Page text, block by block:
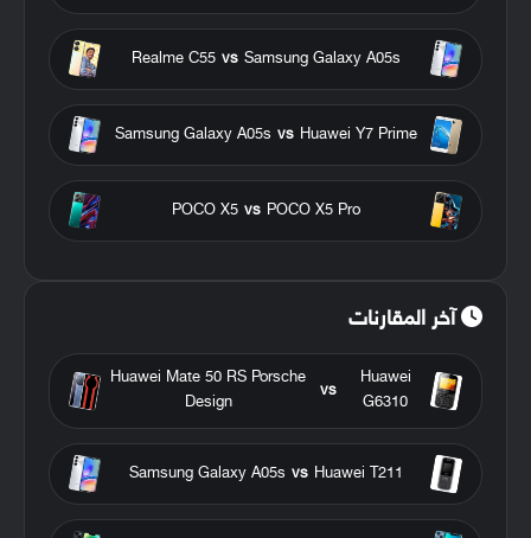
Samsung Galaxy A05s
vs
Realme C55
Huawei Y7 Prime
vs
Samsung Galaxy A05s
POCO X5 Pro
vs
POCO X5
آخر المقارنات
Huawei
G6310
vs
Huawei Mate 50 RS Porsche
Design
Huawei T211
vs
Samsung Galaxy A05s